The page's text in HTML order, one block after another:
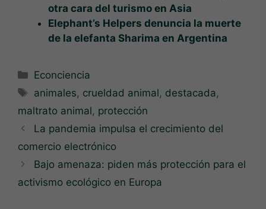
otra cara del turismo en Asia
Elephant’s Helpers denuncia la muerte
de la elefanta Sharima en Argentina
Categorías
Econciencia
Etiquetas
animales, crueldad animal, destacada,
maltrato animal, protección
La pandemia impulsa el crecimiento del
comercio electrónico
Bajo amenaza: piden más protección para el
activismo ecológico en Europa